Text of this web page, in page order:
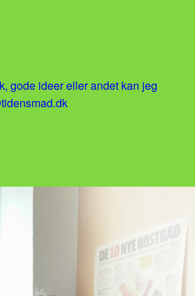
gode ideer eller andet kan jeg